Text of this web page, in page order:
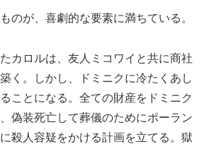
のが、喜劇的な要素に満ちている。
カロルは、友人ミコワイと共に商社
く。しかし、ドミニクに冷たくあし
ことになる。全ての財産をドミニク
偽装死亡して葬儀のためにポーラン
殺人容疑をかける計画を立てる。獄